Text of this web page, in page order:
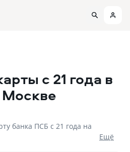
с 21 года в
Москве
банка ПСБ с 21 года на
Eщё